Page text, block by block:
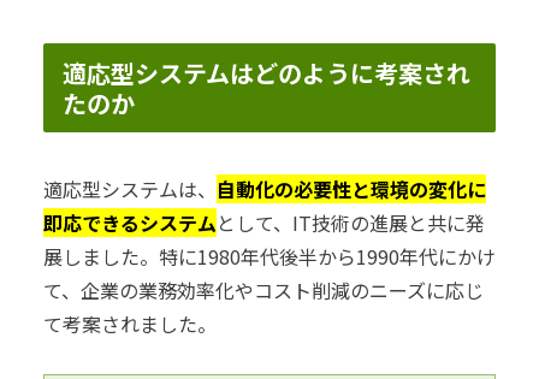
適応型システムはどのように考案され
たのか
適応型システムは、 自動化の必要性と環境の変化に
即応できるシステムとして、IT技術の進展と共に発
展しました。特に1980年代後半から1990年代にかけ
て、企業の業務効率化やコスト削減のニーズに応じ
て考案されました。